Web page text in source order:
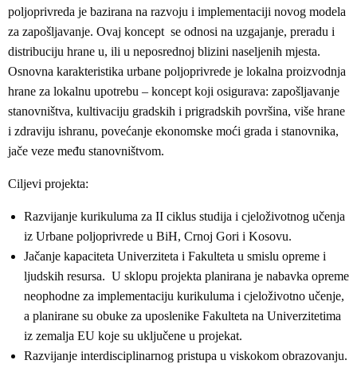
poljoprivreda je bazirana na razvoju i implementaciji novog modela
za zapošljavanje. Ovaj koncept se odnosi na uzgajanje, preradu i
distribuciju hrane u, ili u neposrednoj blizini naseljenih mjesta.
Osnovna karakteristika urbane poljoprivrede je lokalna proizvodnja
hrane za lokalnu upotrebu – koncept koji osigurava: zapošljavanje
stanovništva, kultivaciju gradskih i prigradskih površina, više hrane
i zdraviju ishranu, povećanje ekonomske moći grada i stanovnika,
jače veze među stanovništvom.
Ciljevi projekta:
Razvijanje kurikuluma za II ciklus studija i cjeloživotnog učenja
iz Urbane poljoprivrede u BiH, Crnoj Gori i Kosovu.
Jačanje kapaciteta Univerziteta i Fakulteta u smislu opreme i
ljudskih resursa. U sklopu projekta planirana je nabavka opreme
neophodne za implementaciju kurikuluma i cjeloživotno učenje,
a planirane su obuke za uposlenike Fakulteta na Univerzitetima
iz zemalja EU koje su uključene u projekat.
Razvijanje interdisciplinarnog pristupa u viskokom obrazovanju.